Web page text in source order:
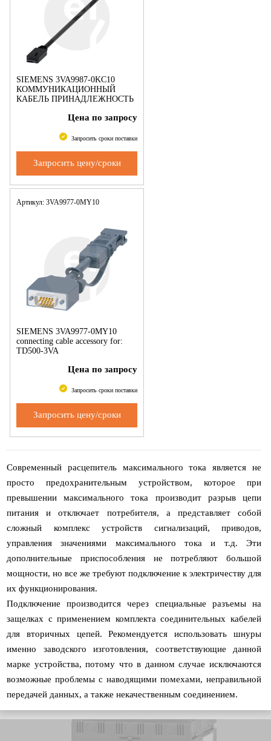
SIEMENS 3VA9987-0KC10
КОММУНИКАЦИОННЫЙ
КАБЕЛЬ ПРИНАДЛЕЖНОСТЬ
КОММУНИКАЦИИ ДЛЯ
Цена по запросу
Запросить сроки поставки
Запросить цену/сроки
Артикул: 3VA9977-0MY10
SIEMENS 3VA9977-0MY10
connecting cable accessory for:
TD500-3VA
Цена по запросу
Запросить сроки поставки
Запросить цену/сроки
Современный расцепитель максимального тока является не
просто предохранительным устройством, которое при
превышении максимального тока производит разрыв цепи
питания и отключает потребителя, а представляет собой
сложный комплекс устройств сигнализаций, приводов,
управления значениями максимального тока и т.д. Эти
дополнительные приспособления не потребляют большой
мощности, но все же требуют подключение к электричеству для
их функционирования.
Подключение производится через специальные разъемы на
защелках с применением комплекта соединительных кабелей
для вторичных цепей. Рекомендуется использовать шнуры
именно заводского изготовления, соответствующие данной
марке устройства, потому что в данном случае исключаются
возможные проблемы с наводящими помехами, неправильной
передачей данных, а также некачественным соединением.